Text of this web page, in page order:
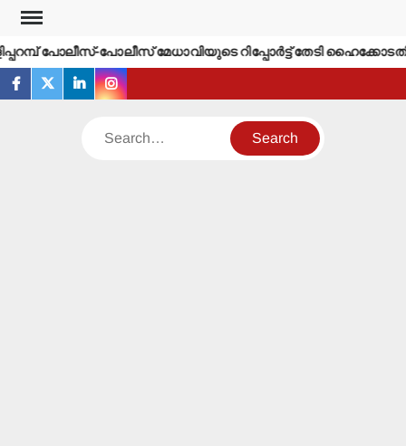
Skip
contentപോലീസ്-പോലീസ് മേധാവിയുടെ റിപ്പോര്‍ട്ട് തേടി ഹൈക്കോടതി.
facebook
twitterlinkedininstagram
Search